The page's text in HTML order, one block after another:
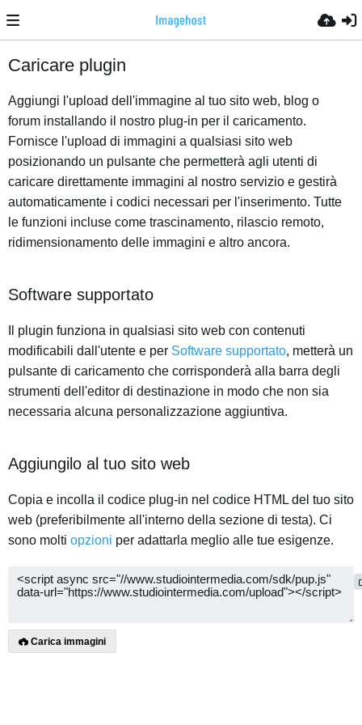
Caricare plugin
Aggiungi l'upload dell'immagine al tuo sito web, blog o
forum installando il nostro plug-in per il caricamento.
Fornisce l'upload di immagini a qualsiasi sito web
posizionando un pulsante che permetterà agli utenti di
caricare direttamente immagini al nostro servizio e gestirà
automaticamente i codici necessari per l'inserimento. Tutte
le funzioni incluse come trascinamento, rilascio remoto,
ridimensionamento delle immagini e altro ancora.
Software supportato
Il plugin funziona in qualsiasi sito web con contenuti
modificabili dall'utente e per Software supportato, metterà un
pulsante di caricamento che corrisponderà alla barra degli
strumenti dell'editor di destinazione in modo che non sia
necessaria alcuna personalizzazione aggiuntiva.
Aggiungilo al tuo sito web
Copia e incolla il codice plug-in nel codice HTML del tuo sito
web (preferibilmente all'interno della sezione di testa). Ci
sono molti opzioni per adattarla meglio alle tue esigenze.
Carica immagini